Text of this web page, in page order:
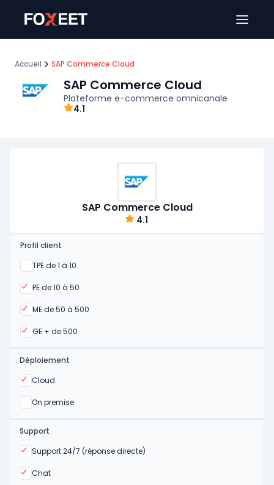
Accueil SAP Commerce Cloud
SAP Commerce Cloud
Plateforme e-commerce omnicanale
4.1
SAP Commerce Cloud
4.1
Profil client
TPE de 1 à 10
Oui
PE de 10 à 50
Oui
ME de 50 à 500
Oui
GE + de 500
Oui
Déploiement
Cloud
Oui
On premise
Oui
Support
Support 24/7 (réponse directe)
Oui
Chat
Oui